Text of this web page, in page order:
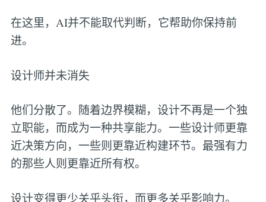
在这里，AI并不能取代判断，它帮助你保持前
进。
设计师并未消失
他们分散了。随着边界模糊，设计不再是一个独
立职能，而成为一种共享能力。一些设计师更靠
近决策方向，一些则更靠近构建环节。最强有力
的那些人则更靠近所有权。
设计变得更少关乎头衔，而更多关乎影响力。